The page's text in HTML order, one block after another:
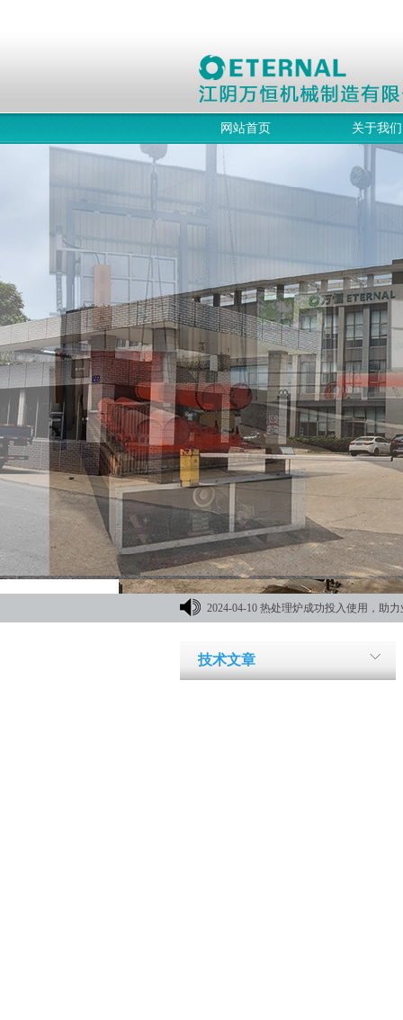
网站首页 关于我们
2024-04-10 热处理炉成功投入使用，助
技术文章